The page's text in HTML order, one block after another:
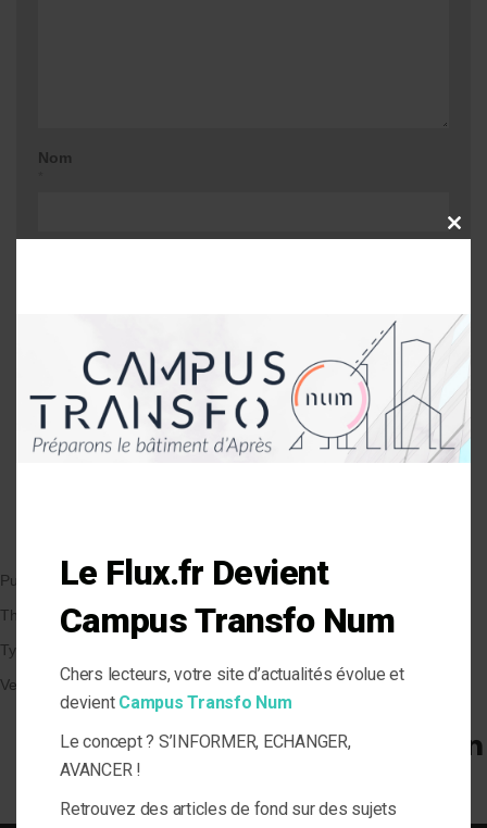
Nom
Site web
Publié le 22/05/2018par Karen Pottier
Thématique
Types de Bâtiment
Veille et solutions
CLOSE
Le Flux.fr Devient
Campus Transfo Num
Chers lecteurs, votre site d’actualités évolue et
devient Campus Transfo Num
Le concept ? S’INFORMER, ECHANGER,
AVANCER !
Retrouvez des articles de fond sur des sujets